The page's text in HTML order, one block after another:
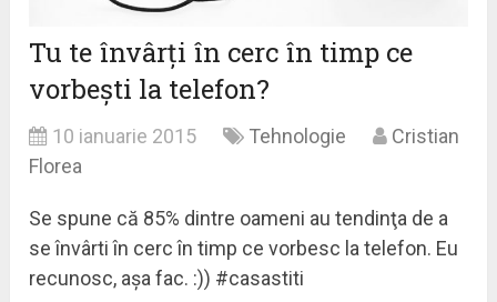
Tu te învârţi în cerc în timp ce
vorbeşti la telefon?
10 ianuarie 2015 Tehnologie
Cristian
Florea
Se spune că 85% dintre oameni au tendinţa de a
se învârti în cerc în timp ce vorbesc la telefon. Eu
recunosc, aşa fac. :)) #casastiti